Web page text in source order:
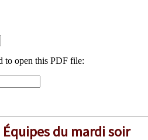
Équipes du mardi soir